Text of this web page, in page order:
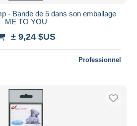
- Bande de 5 dans son emballage
ME TO YOU
± 9,24 $US
Professionnel